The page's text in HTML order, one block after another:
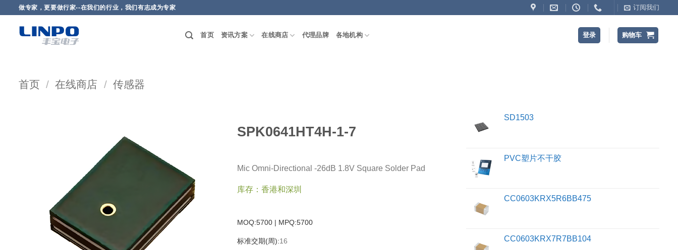
做专家，更要做行家--在我们的行业，我们有志成为专家 订阅我们
首页 资讯方案 在线商店 代理品牌 各地机构 登录 购物车
首页 / 在线商店 / 传感器
SPK0641HT4H-1-7
Mic Omni-Directional -26dB 1.8V Square Solder Pad
库存：香港和深圳
MOQ:5700 | MPQ:5700
标准交期(周):16
SD1503
PVC塑片不干胶
CC0603KRX5R6BB475
CC0603KRX7R7BB104